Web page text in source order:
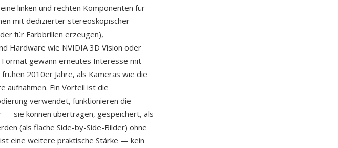
linken und rechten Komponenten für
mit dedizierter stereoskopischer
für Farbbrillen erzeugen),
Hardware wie NVIDIA 3D Vision oder
gewann erneutes Interesse mit
2010er Jahre, als Kameras wie die
aufnahmen. Ein Vorteil ist die
verwendet, funktionieren die
— sie können übertragen, gespeichert, als
(als flache Side-by-Side-Bilder) ohne
eine weitere praktische Stärke — kein